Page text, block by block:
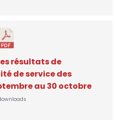
résultats de
de service des
au 30 octobre